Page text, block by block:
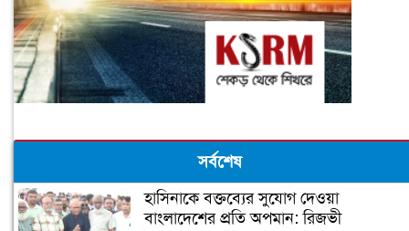
সর্বশেষ
হাসিনাকে বক্তব্যের সুযোগ দেওয়া
বাংলাদেশের প্রতি অপমান: রিজভী